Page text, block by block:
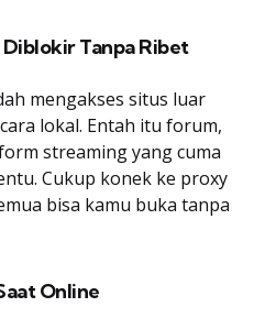
Tanpa Ribet
mengakses situs luar
lokal. Entah itu forum,
streaming yang cuma
Cukup konek ke proxy
bisa kamu buka tanpa
Online